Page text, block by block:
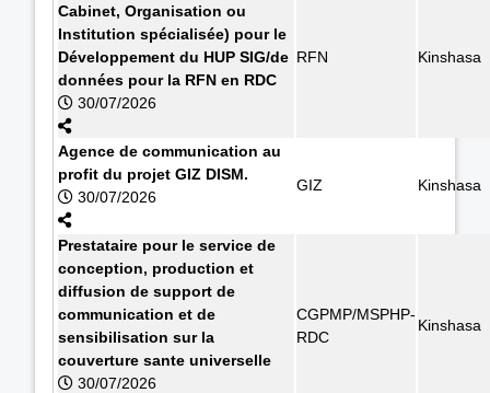
Cabinet, Organisation ou
Institution spécialisée) pour le
Développement du HUP SIG/de
données pour la RFN en RDC
30/07/2026
RFN Kinshasa
Agence de communication au
profit du projet GIZ DISM.
30/07/2026
GIZ Kinshasa
Prestataire pour le service de
conception, production et
diffusion de support de
communication et de
sensibilisation sur la
couverture sante universelle
30/07/2026
CGPMP/MSPHP-
RDC
Kinshasa